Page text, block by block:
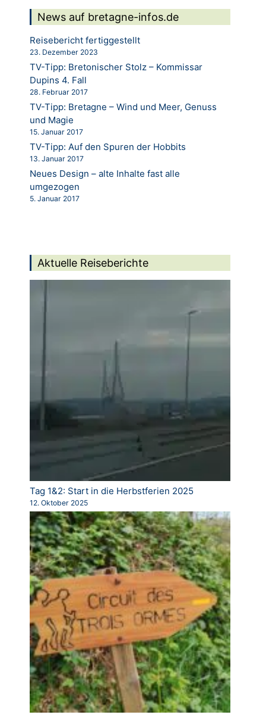
News auf bretagne-infos.de
Reisebericht fertiggestellt
23. Dezember 2023
TV-Tipp: Bretonischer Stolz – Kommissar
Dupins 4. Fall
28. Februar 2017
TV-Tipp: Bretagne – Wind und Meer, Genuss
und Magie
15. Januar 2017
TV-Tipp: Auf den Spuren der Hobbits
13. Januar 2017
Neues Design – alte Inhalte fast alle
umgezogen
5. Januar 2017
Aktuelle Reiseberichte
Tag 1&2: Start in die Herbstferien 2025
12. Oktober 2025